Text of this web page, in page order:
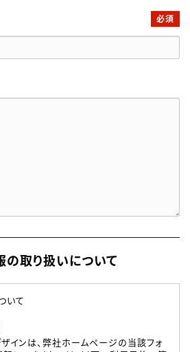
必須
の取り扱いについて
いて
インは、弊社ホームページの当該フォ